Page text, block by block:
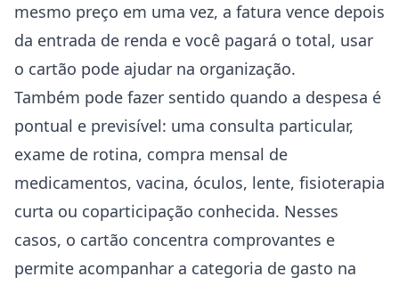
mesmo preço em uma vez, a fatura vence depois
da entrada de renda e você pagará o total, usar
o cartão pode ajudar na organização.
Também pode fazer sentido quando a despesa é
pontual e previsível: uma consulta particular,
exame de rotina, compra mensal de
medicamentos, vacina, óculos, lente, fisioterapia
curta ou coparticipação conhecida. Nesses
casos, o cartão concentra comprovantes e
permite acompanhar a categoria de gasto na